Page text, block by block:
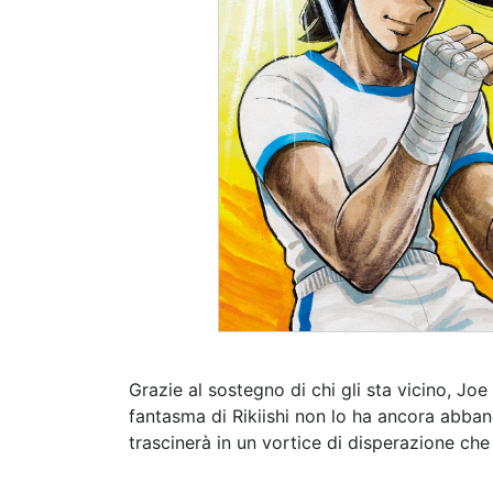
Grazie al sostegno di chi gli sta vicino,
fantasma di Rikiishi non lo ha ancora
trascinerà in un vortice di disperazione